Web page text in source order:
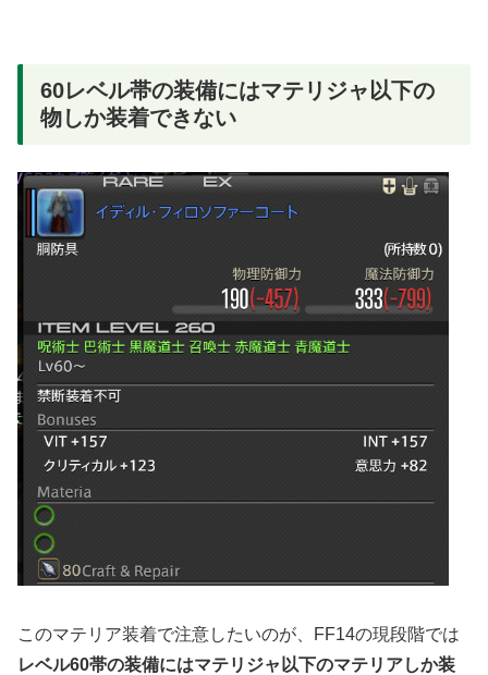
60レベル帯の装備にはマテリジャ以下の
物しか装着できない
このマテリア装着で注意したいのが、FF14の現段階では
レベル60帯の装備にはマテリジャ以下のマテリアしか装